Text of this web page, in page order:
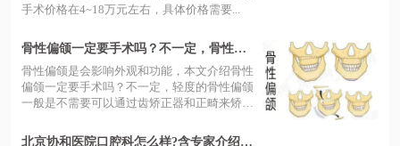
手术价格在4~18万元左右，具体价格需要...
骨性偏颌一定要手术吗？不一定，骨性偏
颌矫正方法和骨性偏颌手术费用一并公布
骨性偏颌是会影响外观和功能，本文介绍骨性
偏颌一定要手术吗？不一定，轻度的骨性偏颌
一般是不需要可以通过齿矫正器和正畸来矫
北京协和医院口腔科怎么样?含专家介绍|